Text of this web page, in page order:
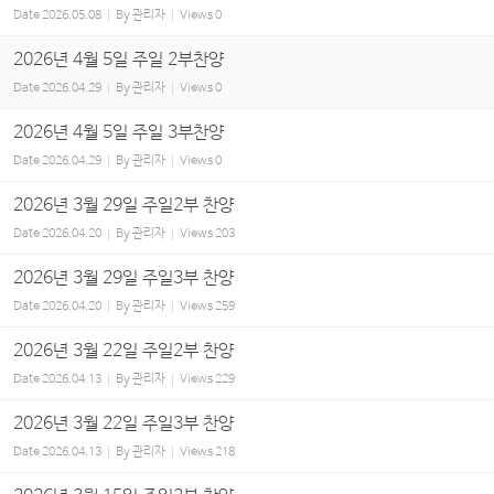
Date2026.05.08 By관리자 Views0
2026년 4월 5일 주일 2부찬양
Date 2026.04.29 By관리자 Views0
2026년 4월 5일 주일 3부찬양
Date2026.04.29 By관리자 Views0
2026년 3월 29일 주일2부 찬양
Date2026.04.20 By관리자 Views203
2026년 3월 29일 주일3부 찬양
Date2026.04.20 By관리자 Views259
2026년 3월 22일 주일2부 찬양
Date2026.04.13 By관리자 Views229
2026년 3월 22일 주일3부 찬양
Date2026.04.13 By관리자 Views218